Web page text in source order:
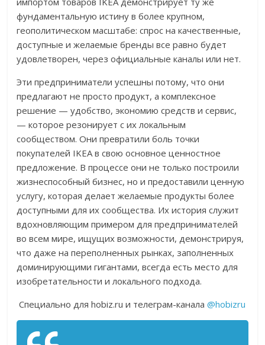
фундаментальную истину в более крупном,
геополитическом масштабе: спрос на качественные,
доступные и желаемые бренды все равно будет
удовлетворен, через официальные каналы или нет.
Эти предприниматели успешны потому, что они
предлагают не просто продукт, а комплексное
решение — удобство, экономию средств и сервис,
— которое резонирует с их локальным
сообществом. Они превратили боль точки
покупателей IKEA в свою основное ценностное
предложение. В процессе они не только построили
жизнеспособный бизнес, но и предоставили ценную
услугу, которая делает желаемые продукты более
доступными для их сообщества. Их история служит
вдохновляющим примером для предпринимателей
во всем мире, ищущих возможности, демонстрируя,
что даже на переполненных рынках, заполненных
доминирующими гигантами, всегда есть место для
изобретательности и локального подхода.
Специально для hobiz.ru и телеграм-канала@hobizru